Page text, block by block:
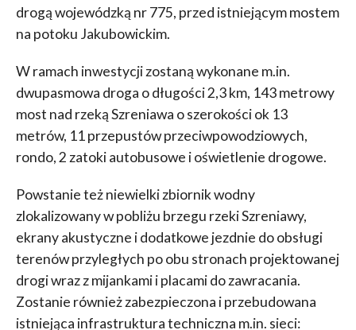
drogą wojewódzką nr 775, przed istniejącym mostem
na potoku Jakubowickim.
W ramach inwestycji zostaną wykonane m.in.
dwupasmowa droga o długości 2,3 km, 143 metrowy
most nad rzeką Szreniawa o szerokości ok 13
metrów, 11 przepustów przeciwpowodziowych,
rondo, 2 zatoki autobusowe i oświetlenie drogowe.
Powstanie też niewielki zbiornik wodny
zlokalizowany w pobliżu brzegu rzeki Szreniawy,
ekrany akustyczne i dodatkowe jezdnie do obsługi
terenów przyległych po obu stronach projektowanej
drogi wraz z mijankami i placami do zawracania.
Zostanie również zabezpieczona i przebudowana
istniejąca infrastruktura techniczna m.in. sieci: